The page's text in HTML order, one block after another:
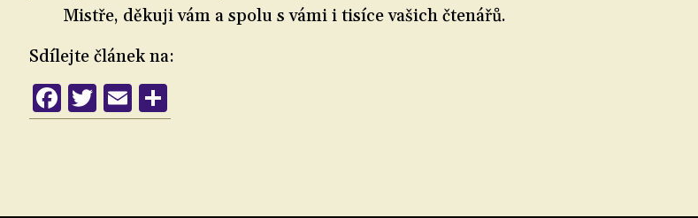
Mistře, děkuji vám a spolu s vámi i tisíce vašich čtenářů.
Sdílejte článek na:
Facebook
Twitter
Email